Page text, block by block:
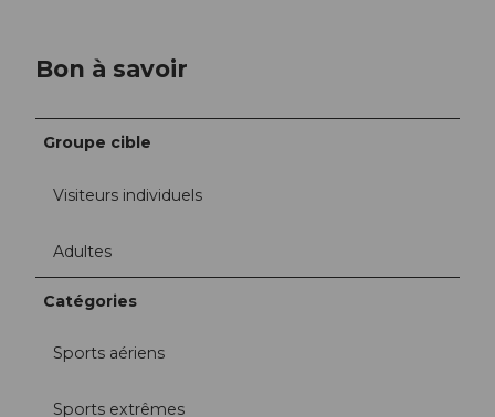
Bon à savoir
Groupe cible
Visiteurs individuels
Adultes
Catégories
Sports aériens
Sports extrêmes